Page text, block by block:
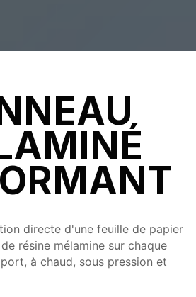
directe d'une feuille de papier
résine mélamine sur chaque
à chaud, sous pression et